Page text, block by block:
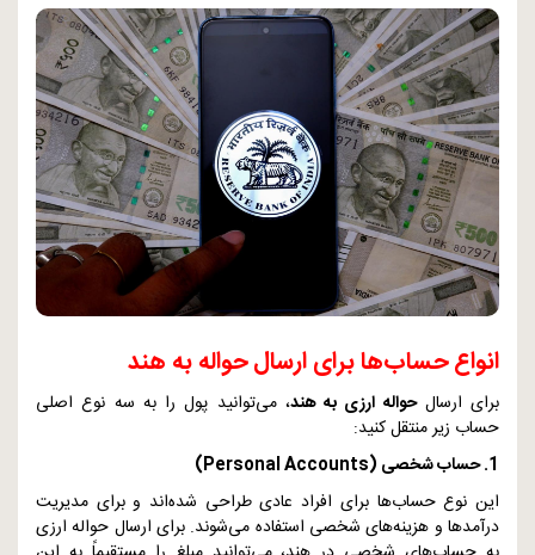
انواع حساب‌ها برای ارسال حواله به هند
برای ارسالحواله ارزی به هند، می‌توانید پول را به سه نوع اصلی
حساب زیر منتقل کنید:
1. حساب شخصی (
Personal Accounts
)
این نوع حساب‌ها برای افراد عادی طراحی شده‌اند و برای مدیریت
درآمدها و هزینه‌های شخصی استفاده می‌شوند. برای ارسال حواله ارزی